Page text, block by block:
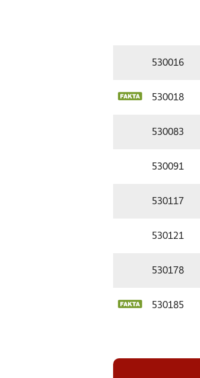
530016
530018
530083
530091
530117
530121
530178
530185